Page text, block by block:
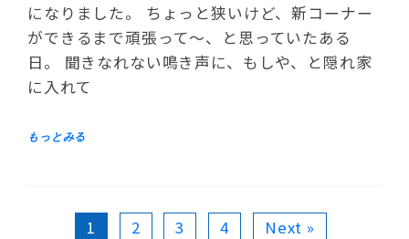
になりました。 ちょっと狭いけど、新コーナー
ができるまで頑張って～、と思っていたある
日。 聞きなれない鳴き声に、もしや、と隠れ家
に入れて
1 2 3 4 Next »